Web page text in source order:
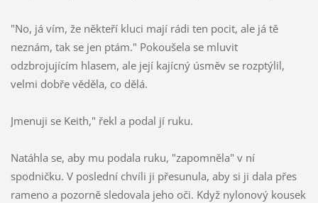
"No, já vím, že někteří kluci mají rádi ten pocit, ale já tě
neznám, tak se jen ptám." Pokoušela se mluvit
odzbrojujícím hlasem, ale její kajícný úsměv se rozptýlil,
velmi dobře věděla, co dělá.
Jmenuji se Keith," řekl a podal jí ruku.
Natáhla se, aby mu podala ruku, "zapomněla" v ní
spodničku. V poslední chvíli ji přesunula, aby si ji dala přes
rameno a pozorně sledovala jeho oči. Když nylonový kousek